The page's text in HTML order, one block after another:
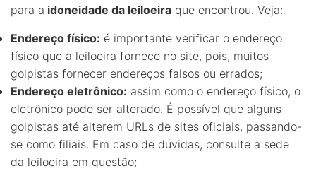
para a idoneidade da leiloeira que encontrou. Veja:
Endereço físico: é importante verificar o endereço
físico que a leiloeira fornece no site, pois, muitos
golpistas fornecer endereços falsos ou errados;
Endereço eletrônico: assim como o endereço físico, o
eletrônico pode ser alterado. É possível que alguns
golpistas até alterem URLs de sites oficiais, passando-
se como filiais. Em caso de dúvidas, consulte a sede
da leiloeira em questão;